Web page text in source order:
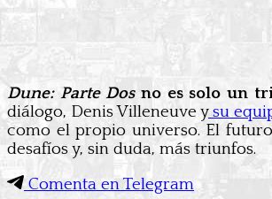
Dune: Parte Dosno es solo un
diálogo, Denis Villeneuve ysu
como el propio universo. El
desafíos y, sin duda, más triunfos.
Comenta en Telegram